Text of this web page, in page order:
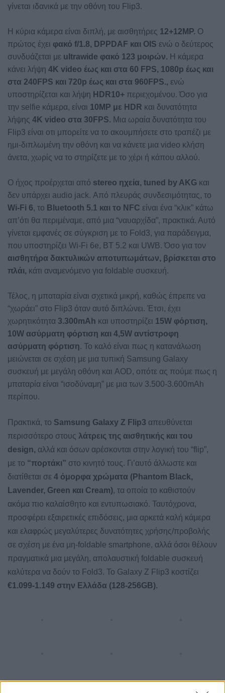
γίνεται ιδανικά με την οθόνη του Flip3.
Η κύρια κάμερα είναι διπλή, με αισθητήρες 12+12MP. Ο
πρώτος έχει φακό f/1.8, DPPDAF και OIS ενώ ο δεύτερος
συνδυάζεται με ultrawide φακό 123 μοιρών. Η κάμερα
κάνει λήψη 4K video έως και στα 60 FPS, 1080p έως και
στα 240FPS και 720p έως και στα 960FPS., ενώ
υποστηρίζεται και λήψη HDR10+ περιεχομένου. Όσο για
την selfie κάμερα, είναι 10MP με HDR και δυνατότητα
λήψης 4K video στα 30FPS. Μια ωραία δυνατότητα του
Flip3 είναι οτι μπορείτε να το ακουμπήσετε στο τραπέζι με
ημι-διπλωμένη την οθόνη και να κάνετε μια video κλήση
άνετα, χωρίς να το στηρίζετε με το χέρι ή κάπου αλλού.
Ο ήχος προέρχεται από stereo ηχεία, tuned by AKG και
δεν υπάρχει audio jack. Από πλευράς συνδεσιμότητας, το
Wi-Fi 6, το Bluetooth 5.1 και το NFC είναι ένα “κλικ” κάτω
απ’ότι θα περιμέναμε, από μια “ναυαρχίδα”, πρακτικά. Αυτό
γίνεται εμφανές σε σύγκριση με το Fold3, για παράδειγμα,
που υποστηρίζει Wi-Fi 6e, BT 5.2 και UWB. Όσο για τον
αισθητήρα δακτυλικών αποτυπωμάτων, βρίσκεται στο
πλάι, κάτι αναμενόμενο για foldable συσκευή.
Τέλος, η μπαταρία είναι σχετικά μικρή, καθώς έπρεπε να
“χωράει” στο Flip3 όταν αυτό διπλώνει. Έτσι, έχει
χωρητικότητα 3.300mAh και υποστηρίζει 15W φόρτιση,
10W ασύρματη φόρτιση και 4,5W αντίστροφη
ασύρματη φόρτιση. Το καλό είναι πως η κατανάλωση
μειώνεται σε σχέση με μια τυπική Samsung Galaxy
συσκευή με μεγάλη οθόνη και AOD, οπότε ας πούμε πως η
μπαταρία είναι “ισοδύναμη” με μια των 3.500-3.600mAh
περίπου.
Πρακτικά, το Samsung Galaxy Z Flip3 απευθύνεται
περισσότερο στους λάτρεις της αισθητικής και του
design, αλλά και όσων αρέσκονται στην λογική του “flip”,
με το “πορτάκι” στο κινητό τους. Γι’αυτό άλλωστε και
διατίθεται σε 4 όμορφα χρώματα (Phantom Black,
Lavender, Green και Cream), τα οποία το καθιστούν
ακόμα πιο καλαίσθητο και εντυπωσιακό. Ταυτόχρονα,
προσφέρει εξαιρετικές επιδόσεις, μια αρκετά καλή κάμερα
και ελαφρώς μεγαλύτερες δυνατότητες χρήσης/προβολής
σε σχέση με ένα μη-foldable smartphone, αλλά όσοι θέλουν
πραγματικά μια μεγάλη, απολαυστική foldable συσκευή
καλύτερα να δούν το Fold3. Το Galaxy Z Flip3 κοστίζει
€1.099-1.149 στην Ελλάδα (128-256GB).